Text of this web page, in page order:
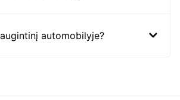
automobilyje?